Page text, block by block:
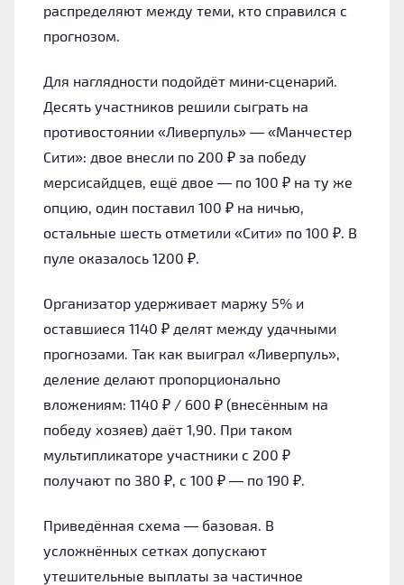
распределяют между теми, кто справился с
прогнозом.
Для наглядности подойдёт мини‑сценарий.
Десять участников решили сыграть на
противостоянии «Ливерпуль» — «Манчестер
Сити»: двое внесли по 200 ₽ за победу
мерсисайдцев, ещё двое — по 100 ₽ на ту же
опцию, один поставил 100 ₽ на ничью,
остальные шесть отметили «Сити» по 100 ₽. В
пуле оказалось 1200 ₽.
Организатор удерживает маржу 5% и
оставшиеся 1140 ₽ делят между удачными
прогнозами. Так как выиграл «Ливерпуль»,
деление делают пропорционально
вложениям: 1140 ₽ / 600 ₽ (внесённым на
победу хозяев) даёт 1,90. При таком
мультипликаторе участники с 200 ₽
получают по 380 ₽, с 100 ₽ — по 190 ₽.
Приведённая схема — базовая. В
усложнённых сетках допускают
утешительные выплаты за частичное